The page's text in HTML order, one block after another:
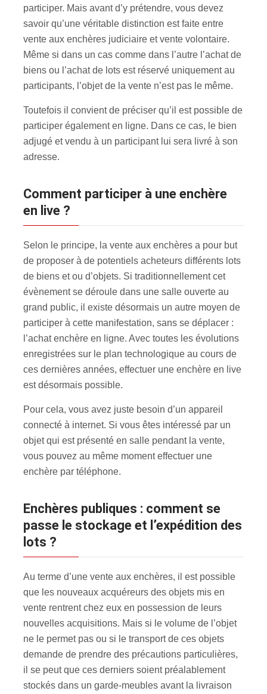
participer. Mais avant d’y prétendre, vous devez
savoir qu’une véritable distinction est faite entre
vente aux enchères judiciaire et vente volontaire.
Même si dans un cas comme dans l’autre l’achat de
biens ou l’achat de lots est réservé uniquement au
participants, l’objet de la vente n’est pas le même.
Toutefois il convient de préciser qu’il est possible de
participer également en ligne. Dans ce cas, le bien
adjugé et vendu à un participant lui sera livré à son
adresse.
Comment participer à une enchère
en live ?
Selon le principe, la vente aux enchères a pour but
de proposer à de potentiels acheteurs différents lots
de biens et ou d’objets. Si traditionnellement cet
évènement se déroule dans une salle ouverte au
grand public, il existe désormais un autre moyen de
participer à cette manifestation, sans se déplacer :
l’achat enchère en ligne. Avec toutes les évolutions
enregistrées sur le plan technologique au cours de
ces dernières années, effectuer une enchère en live
est désormais possible.
Pour cela, vous avez juste besoin d’un appareil
connecté à internet. Si vous êtes intéressé par un
objet qui est présenté en salle pendant la vente,
vous pouvez au même moment effectuer une
enchère par téléphone.
Enchères publiques : comment se
passe le stockage et l’expédition des
lots ?
Au terme d’une vente aux enchères, il est possible
que les nouveaux acquéreurs des objets mis en
vente rentrent chez eux en possession de leurs
nouvelles acquisitions. Mais si le volume de l’objet
ne le permet pas ou si le transport de ces objets
demande de prendre des précautions particulières,
il se peut que ces derniers soient préalablement
stockés dans un garde-meubles avant la livraison